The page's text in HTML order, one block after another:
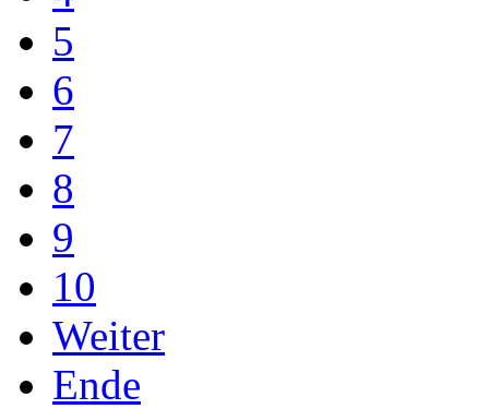
5
6
7
8
9
10
Weiter
Ende